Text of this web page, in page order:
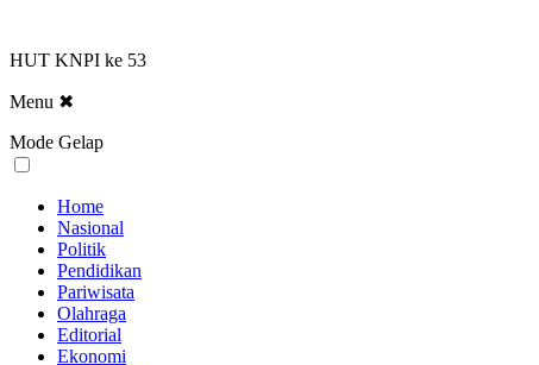
HUT KNPI ke 53
Menu ✖
Mode Gelap
Home
Nasional
Politik
Pendidikan
Pariwisata
Olahraga
Editorial
Ekonomi